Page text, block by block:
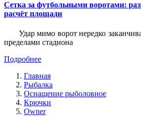
Сетка за футбольными воротами:
расчёт площади
Удар мимо ворот нередко
пределами стадиона
Подробнее
Главная
Рыбалка
Оснащение рыболовное
Крючки
Owner